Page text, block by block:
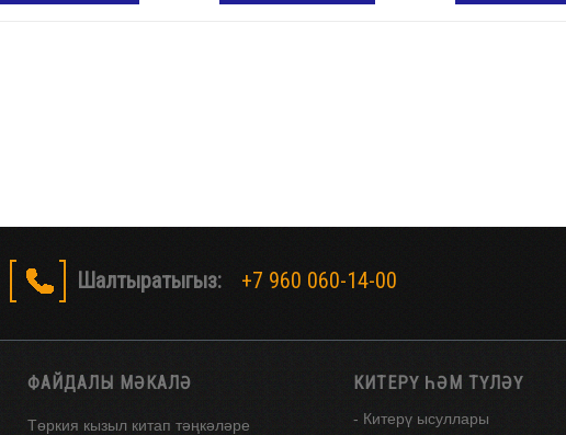
Шалтыратыгыз: +7 960 060-14-00
ФАЙДАЛЫ МӘКАЛӘ
Төркия кызыл китап тәңкәләре
КИТЕРҮ ҺӘМ ТҮЛӘҮ
- Китерү ысуллары